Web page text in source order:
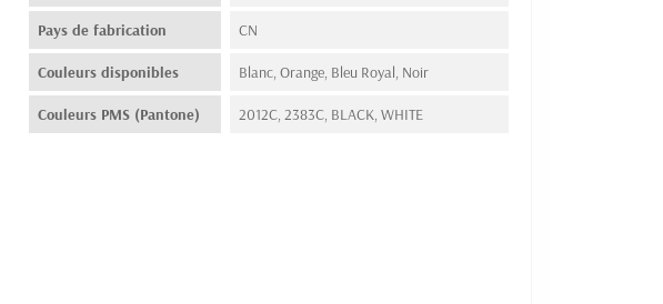
Pays de fabrication CN
Couleurs disponibles Blanc, Orange, Bleu Royal, Noir
Couleurs PMS (Pantone) 2012C, 2383C, BLACK, WHITE